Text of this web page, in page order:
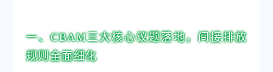
一、CBAM三大核心议题落地，间接排放
规则全面细化